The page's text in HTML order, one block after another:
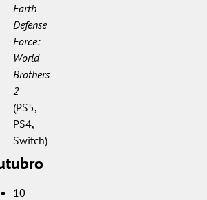
Earth
Defense
Force:
World
Brothers
2
(PS5,
PS4,
Switch)
10